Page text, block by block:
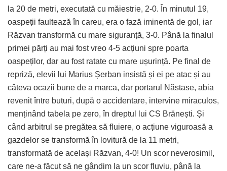
la 20 de metri, executată cu măiestrie, 2-0. În minutul 19,
oaspeții faultează în careu, era o fază iminentă de gol, iar
Răzvan transformă cu mare siguranță, 3-0. Până la finalul
primei părți au mai fost vreo 4-5 acțiuni spre poarta
oaspeților, dar au fost ratate cu mare ușurință. Pe final de
repriză, elevii lui Marius Șerban insistă și ei pe atac și au
câteva ocazii bune de a marca, dar portarul Năstase, abia
revenit între buturi, după o accidentare, intervine miraculos,
menținând tabela pe zero, în dreptul lui CS Brănești. Și
când arbitrul se pregătea să fluiere, o acțiune viguroasă a
gazdelor se transformă în lovitură de la 11 metri,
transformată de același Răzvan, 4-0! Un scor neverosimil,
care ne-a făcut să ne gândim la un scor fluviu, până la